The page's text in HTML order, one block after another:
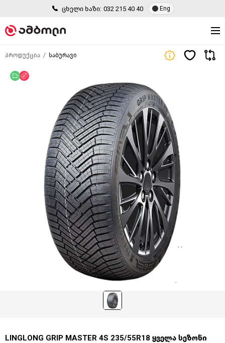
ცხელი ხაზი: 032 215 40 40 Eng
პროდუქცია საბურავი
უფასო მიწოდება
LINGLONG GRIP MASTER 4S 235/55R18 ყველა სეზონი